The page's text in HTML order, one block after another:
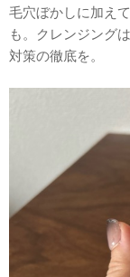
毛穴ぼかしに加え
も。クレンジング
対策の徹底を。